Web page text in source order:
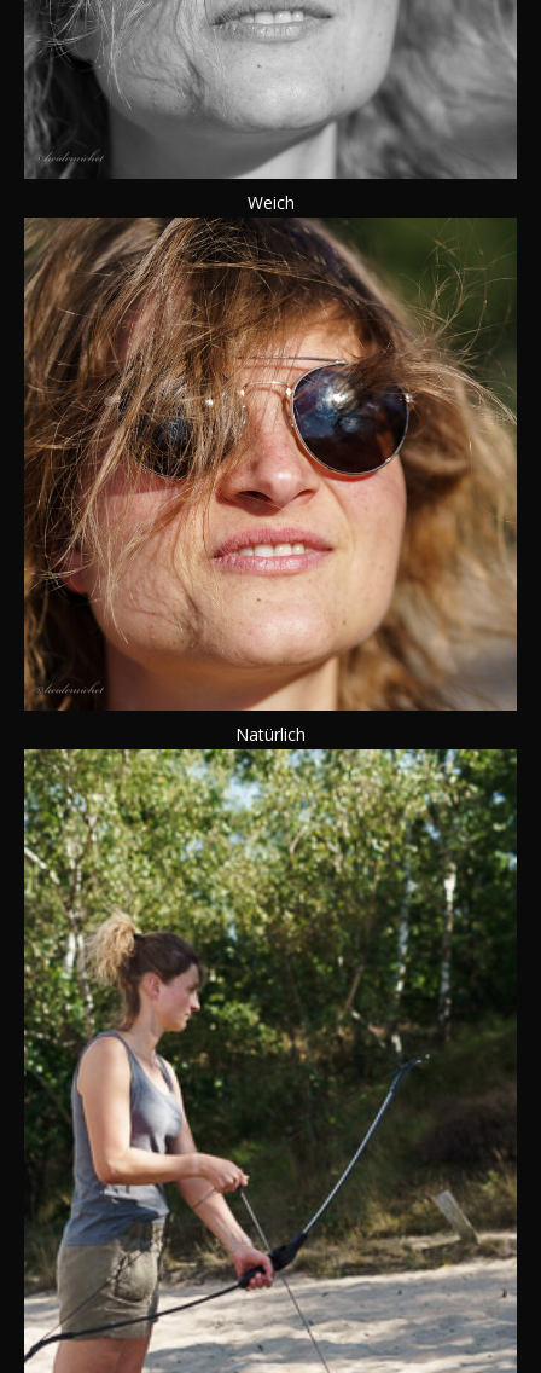
Weich
Natürlich